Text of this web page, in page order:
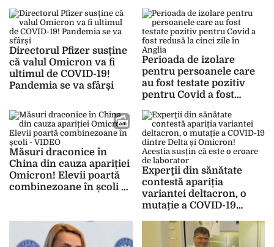
Directorul Pfizer susține
că valul Omicron va fi
ultimul de COVID-19!
Pandemia se va sfârși
Perioada de izolare
pentru persoanele care
au fost testate pozitiv
pentru Covid a fost
Anglia
Măsuri draconice în
China din cauza apariției
Omicron! Elevii poartă
combinezoane în școli –
Experţii din sănătate
contestă apariția
variantei deltacron, o
mutație a COVID-19
Aceștia susțin că este o
eroare de laborator